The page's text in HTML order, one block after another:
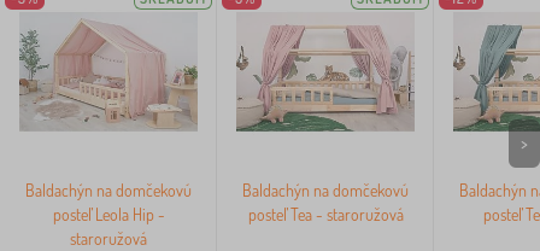
Baldachýn na domčekovú
posteľ Leola Hip -
staroružová
Baldachýn na domčekovú
posteľ Tea - staroružová
Baldachýn
posteľ
>